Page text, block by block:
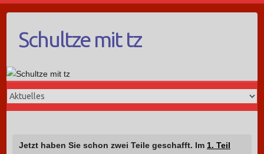
Schultze mit tz
Jetzt haben Sie schon zwei Teile geschafft. Im 1. Teil